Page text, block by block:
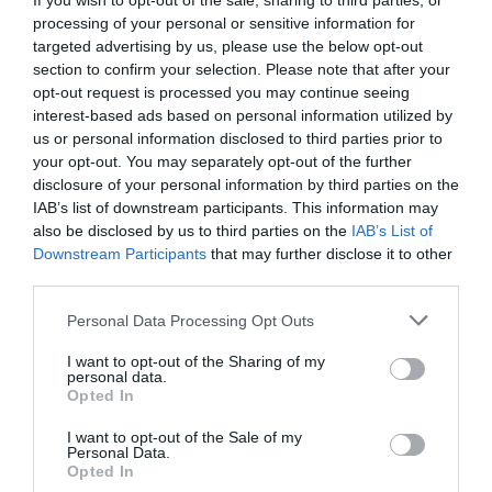
processing of your personal or sensitive information for
targeted advertising by us, please use the below opt-out
section to confirm your selection. Please note that after your
opt-out request is processed you may continue seeing
interest-based ads based on personal information utilized by
us or personal information disclosed to third parties prior to
your opt-out. You may separately opt-out of the further
disclosure of your personal information by third parties on the
IAB’s list of downstream participants. This information may
also be disclosed by us to third parties on the IAB’s List of
Downstream Participants that may further disclose it to other
Please note that this website/app uses one or more Google
not limited to your visit or usage behaviour. You may click to
grant or deny consent to Google and its third-party tags to
use your data for below specified purposes in below Google
consent section.
Personal Data Processing Opt Outs
I want to opt-out of the Sharing of my
personal data.
Opted In
I want to opt-out of the Sale of my
Personal Data.
Opted In
február és május közötti időszakban folyt be a szállásadók
kasszájába.
szép-kártya vendéglátás szálloda élelmiszer
élelmiszerbolt szabadidő